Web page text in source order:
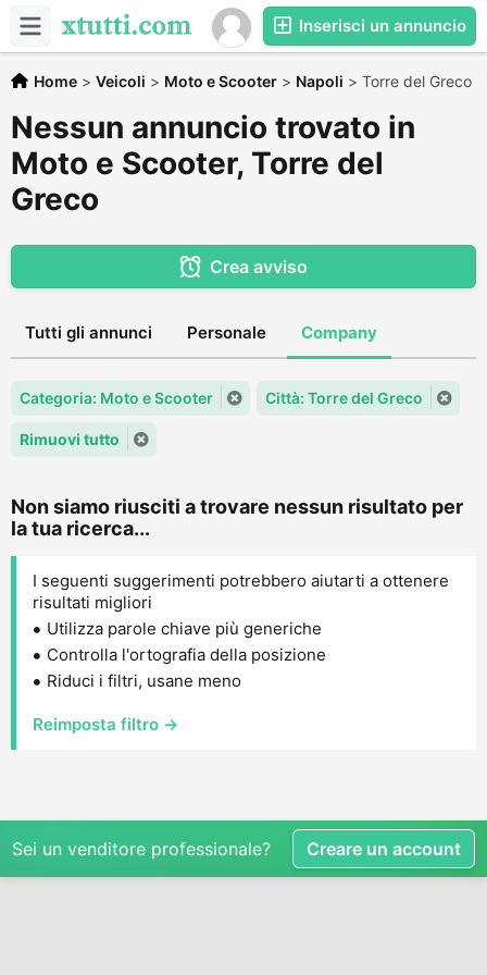
Inserisci un annuncio
Home > Veicoli > Moto e Scooter > Napoli > Torre del Greco
Nessun annuncio trovato in
Moto e Scooter, Torre del
Greco
Crea avviso
Tutti gli annunci Personale Company
Categoria: Moto e Scooter Città: Torre del Greco
Rimuovi tutto
Non siamo riusciti a trovare nessun risultato per
la tua ricerca...
I seguenti suggerimenti potrebbero aiutarti a ottenere
risultati migliori
Utilizza parole chiave più generiche
Controlla l'ortografia della posizione
Riduci i filtri, usane meno
Reimposta filtro →
Sei un venditore professionale? Creare un account